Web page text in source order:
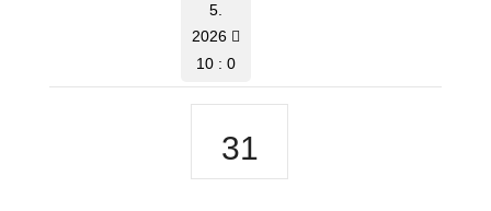
5.
2026
10 : 0
31